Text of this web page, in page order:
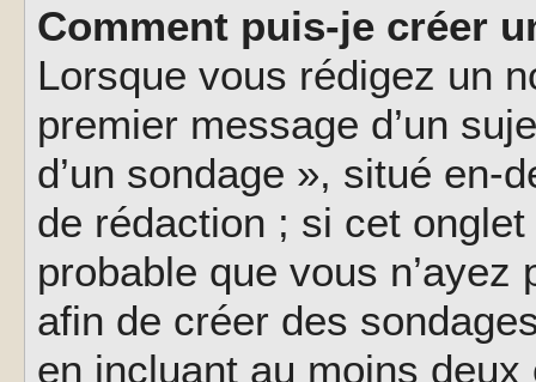
Comment puis-je créer
Lorsque vous rédigez un
premier message d’un
d’un sondage », situé en-
de rédaction ; si cet
probable que vous
afin de créer des
en incluant au moins